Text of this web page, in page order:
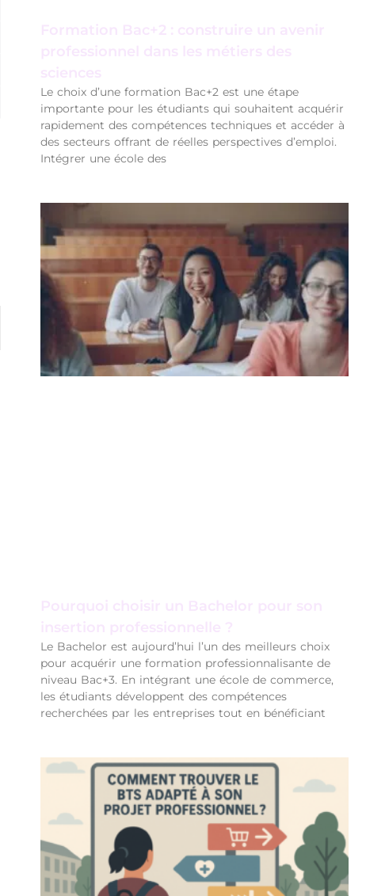
Formation Bac+2 : construire un avenir
professionnel dans les métiers des
sciences
Le choix d’une formation Bac+2 est une étape
importante pour les étudiants qui souhaitent acquérir
rapidement des compétences techniques et accéder à
des secteurs offrant de réelles perspectives d’emploi.
Intégrer une école des
Pourquoi choisir un Bachelor pour son
insertion professionnelle ?
Le Bachelor est aujourd’hui l’un des meilleurs choix
pour acquérir une formation professionnalisante de
niveau Bac+3. En intégrant une école de commerce,
les étudiants développent des compétences
recherchées par les entreprises tout en bénéficiant